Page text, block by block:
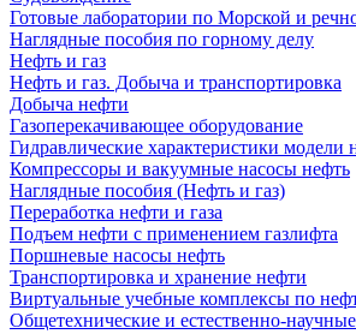
Готовые лаборатории по Морской и
Наглядные пособия по горному делу
Нефть и газ
Нефть и газ. Добыча и транспортировка
Добыча нефти
Газоперекачивающее оборудование
Гидравлические характеристики модели
Компрессоры и вакуумные насосы нефть
Наглядные пособия (Нефть и газ)
Переработка нефти и газа
Подъем нефти с применением газлифта
Поршневые насосы нефть
Транспортировка и хранение нефти
Виртуальные учебные комплексы по
Общетехнические и естественно-